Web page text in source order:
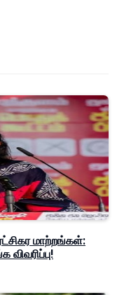
மாற்றங்கள்:
விவரிப்பு!